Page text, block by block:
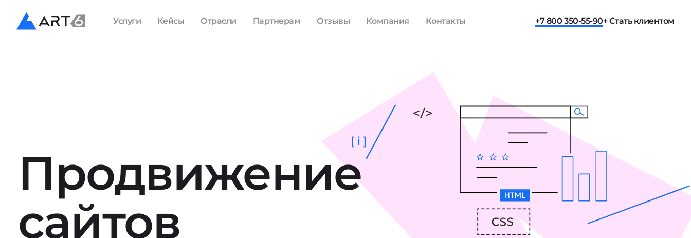
Услуги Кейсы Отрасли Партнерам Отзывы Компания Контакты +7 800 350-55-90+ Стать клиентом
Продвижение
сайтов
[ i ]